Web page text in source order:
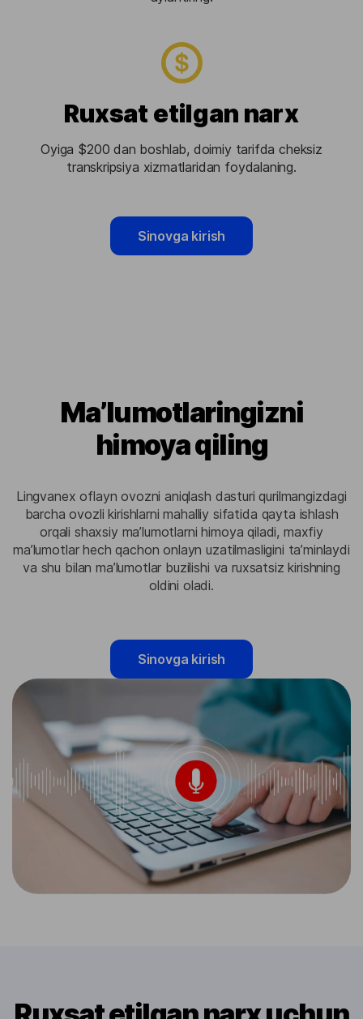
Ruxsat etilgan narx
Oyiga $200 dan boshlab, doimiy tarifda cheksiz
transkripsiya xizmatlaridan foydalaning.
Sinovga kirish
Maʼlumotlaringizni
himoya qiling
Lingvanex oflayn ovozni aniqlash dasturi qurilmangizdagi
barcha ovozli kirishlarni mahalliy sifatida qayta ishlash
orqali shaxsiy maʼlumotlarni himoya qiladi, maxfiy
maʼlumotlar hech qachon onlayn uzatilmasligini taʼminlaydi
va shu bilan maʼlumotlar buzilishi va ruxsatsiz kirishning
oldini oladi.
Sinovga kirish